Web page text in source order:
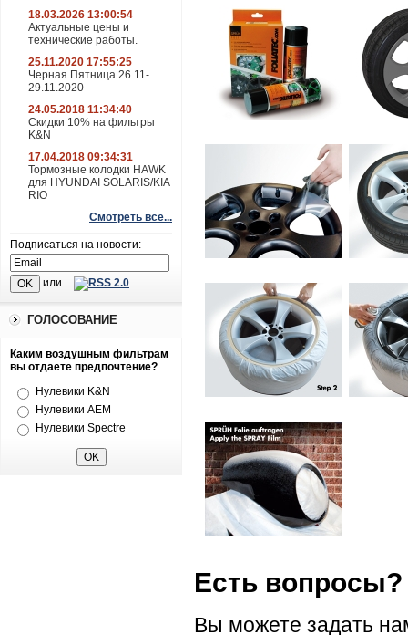
18.03.2026 13:00:54
Актуальные цены и
технические работы.
25.11.2020 17:55:25
Черная Пятница 26.11-
29.11.2020
24.05.2018 11:34:40
Скидки 10% на фильтры
K&N
17.04.2018 09:34:31
Тормозные колодки HAWK
для HYUNDAI SOLARIS/KIA
RIO
Смотреть все...
Подписаться на новости:
или
ГОЛОСОВАНИЕ
Каким воздушным фильтрам
вы отдаете предпочтение?
Нулевики K&N
Нулевики AEM
Нулевики Spectre
Есть вопросы?
Вы можете задать